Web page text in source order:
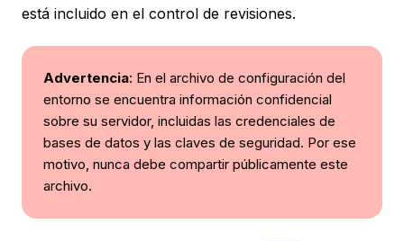
está incluido en el control de revisiones.
Advertencia: En el archivo de configuración del
entorno se encuentra información confidencial
sobre su servidor, incluidas las credenciales de
bases de datos y las claves de seguridad. Por ese
motivo, nunca debe compartir públicamente este
archivo.